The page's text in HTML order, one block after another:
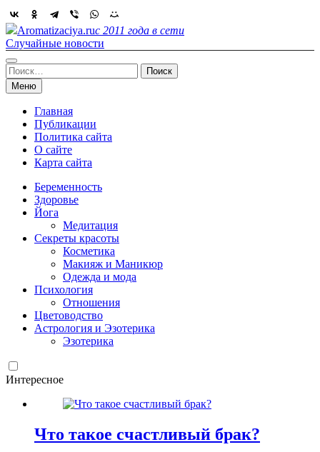
Skip
to
content
Aromatizaciya.ruс 2011 года в сети
Случайные новости
Найти:
Меню
Главная
Публикации
Политика сайта
О сайте
Карта сайта
Беременность
Здоровье
Йога
Медитация
Секреты красоты
Косметика
Макияж и Маникюр
Одежда и мода
Психология
Отношения
Цветоводство
Астрология и Эзотерика
Эзотерика
Интересное
Что такое счастливый брак?